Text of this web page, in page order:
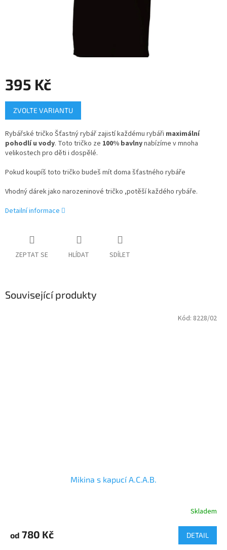
395 Kč
Měrná
cena:
ZVOLTE VARIANTU
Rybářské tričko Šťastný rybář zajistí každému rybáři maximální
pohodlí u vody. Toto tričko ze 100% bavlnynabízíme v mnoha
velikostech pro děti i dospělé.
Pokud koupíš toto tričko budeš mít doma šťastného rybáře
Vhodný dárek jako narozeninové tričko ,potěší každého rybáře.
Detailní informace
ZEPTAT SE HLÍDAT SDÍLET
Související produkty
Mikina s kapucí A.C.A.B.
produktu
je
Skladem
od 780 Kč DETAIL
Kód: 8228/02